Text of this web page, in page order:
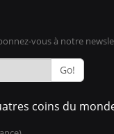
vous à notre
Go!
coins du